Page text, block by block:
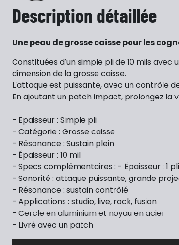
Description détaillée
Une peau de grosse caisse pour les
Constituées d’un simple pli de 10 mils
dimension de la grosse caisse.
L'attaque est puissante, avec un contrôle
En ajoutant un patch impact, prolongez la
- Epaisseur : Simple pli
- Catégorie : Grosse caisse
- Résonance : Sustain plein
- Épaisseur : 10 mil
- Specs complémentaires : - Épaisseur : 1
- Sonorité : attaque puissante, grande
- Résonance : sustain contrôlé
- Applications : studio, live, rock, fusion
- Cercle en aluminium et noyau en acier
- Livré avec un patch